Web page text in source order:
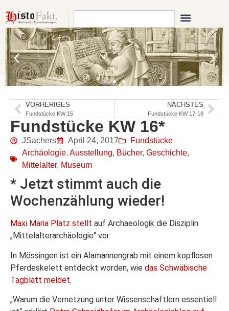
VORHERIGES
Fundstücke KW 15
NÄCHSTES
Fundstücke KW 17-18
Fundstücke KW 16*
JSachers April 24, 2017
Fundstücke
Archäologie, Ausstellung, Bücher, Geschichte,
Mittelalter, Museum
* Jetzt stimmt auch die
Wochenzählung wieder!
Maxi Maria Platz stellt auf Archaeologik die Disziplin
„Mittelalterarchäologie“ vor.
In Mössingen ist ein Alamannengrab mit einem kopflosen
Pferdeskelett entdeckt worden, wie das Schwäbische
Tagblatt meldet.
„Warum die Vernetzung unter Wissenschaftlern essentiell